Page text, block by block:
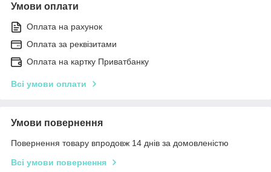
Умови оплати
Оплата на рахунок
Оплата за реквізитами
Оплата на картку Приватбанку
Всі умови оплати
Умови повернення
Повернення товару впродовж 14 днів за домовленістю
Всі умови повернення